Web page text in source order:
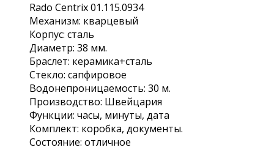
Rado Centrix 01.115.0934
Механизм: кварцевый
Корпус: сталь
Диаметр: 38 мм.
Браслет: керамика+сталь
Стекло: сапфировое
Водонепроницаемость: 30 м.
Производство: Швейцария
Функции: часы, минуты, дата
Комплект: коробка, документы.
Состояние: отличное